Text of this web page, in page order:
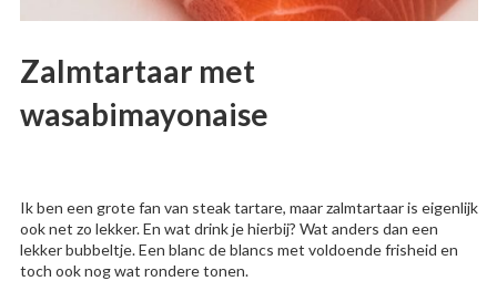
Zalmtartaar met
wasabimayonaise
Ik ben een grote fan van steak tartare, maar zalmtartaar is eigenlijk
ook net zo lekker. En wat drink je hierbij? Wat anders dan een
lekker bubbeltje. Een blanc de blancs met voldoende frisheid en
toch ook nog wat rondere tonen.